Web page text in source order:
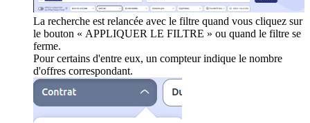
La recherche est relancée avec le filtre quand vous cliquez sur
le bouton « APPLIQUER LE FILTRE » ou quand le filtre se
ferme.
Pour certains d'entre eux, un compteur indique le nombre
d'offres correspondant.